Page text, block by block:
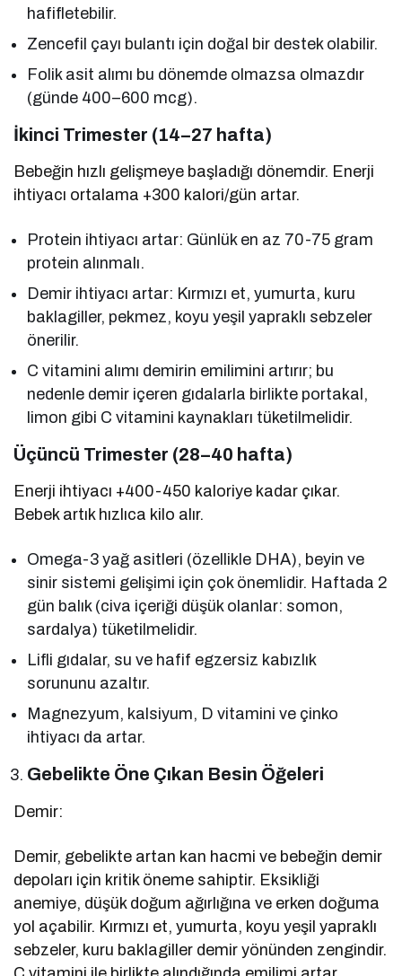
hafifletebilir.
Zencefil çayı bulantı için doğal bir destek olabilir.
Folik asit alımı bu dönemde olmazsa olmazdır
(günde 400–600 mcg).
İkinci Trimester (14–27 hafta)
Bebeğin hızlı gelişmeye başladığı dönemdir. Enerji
ihtiyacı ortalama +300 kalori/gün artar.
Protein ihtiyacı artar: Günlük en az 70-75 gram
protein alınmalı.
Demir ihtiyacı artar: Kırmızı et, yumurta, kuru
baklagiller, pekmez, koyu yeşil yapraklı sebzeler
önerilir.
C vitamini alımı demirin emilimini artırır; bu
nedenle demir içeren gıdalarla birlikte portakal,
limon gibi C vitamini kaynakları tüketilmelidir.
Üçüncü Trimester (28–40 hafta)
Enerji ihtiyacı +400-450 kaloriye kadar çıkar.
Bebek artık hızlıca kilo alır.
Omega-3 yağ asitleri (özellikle DHA), beyin ve
sinir sistemi gelişimi için çok önemlidir. Haftada 2
gün balık (civa içeriği düşük olanlar: somon,
sardalya) tüketilmelidir.
Lifli gıdalar, su ve hafif egzersiz kabızlık
sorununu azaltır.
Magnezyum, kalsiyum, D vitamini ve çinko
ihtiyacı da artar.
Gebelikte Öne Çıkan Besin Öğeleri
Demir:
Demir, gebelikte artan kan hacmi ve bebeğin demir
depoları için kritik öneme sahiptir. Eksikliği
anemiye, düşük doğum ağırlığına ve erken doğuma
yol açabilir. Kırmızı et, yumurta, koyu yeşil yapraklı
sebzeler, kuru baklagiller demir yönünden zengindir.